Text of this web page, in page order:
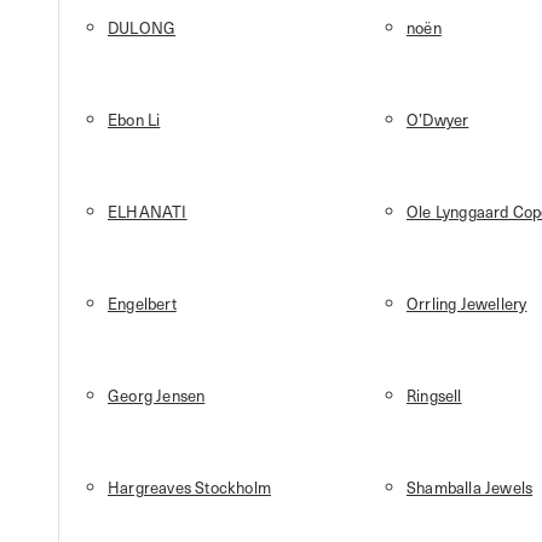
DULONG
Ebon Li
ELHANATI
Engelbert
Georg Jensen
Hargreaves Stockholm
noën
O’Dwyer
Ole Lynggaard
Orrling Jewellery
Ringsell
Shamballa Jewels